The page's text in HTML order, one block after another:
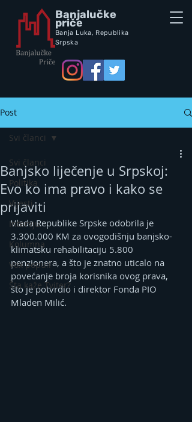
Banjalučke
priče
Banja Luka, Republika
Srpska
Post
Svi članci
Politika
Vijesti
Intervju
Kolumna
Vox populi
Šta kaže Tviter?
Svi članci
Banjsko liječenje u Srpskoj:
Evo ko ima pravo i kako se
prijaviti
Vlada Republike Srpske odobrila je
3.300.000 KM za ovogodišnju banjsko-
klimatsku rehabilitaciju 5.800
penzionera, a što je znatno uticalo na
povećanje broja korisnika ovog prava,
što je potvrdio i direktor Fonda PIO
Mladen Milić.